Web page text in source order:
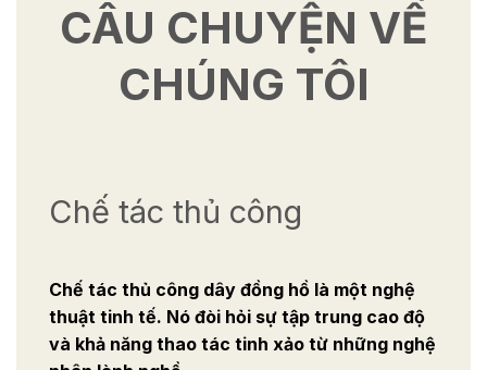
CÂU CHUYỆN VỀ
CHÚNG TÔI
Chế tác thủ công
Chế tác thủ công dây đồng hồ là một nghệ
thuật tinh tế. Nó đòi hỏi sự tập trung cao độ
và khả năng thao tác tinh xảo từ những nghệ